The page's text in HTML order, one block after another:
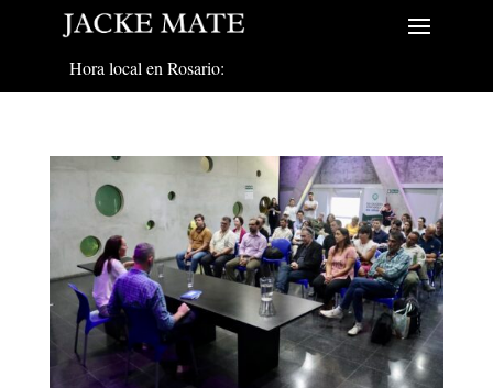
Hora local en Rosario: